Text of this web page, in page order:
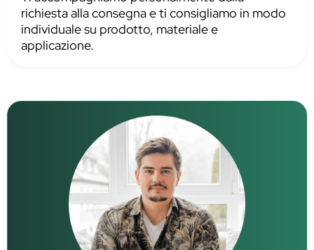
richiesta alla consegna e ti consigliamo in modo
individuale su prodotto, materiale e
applicazione.